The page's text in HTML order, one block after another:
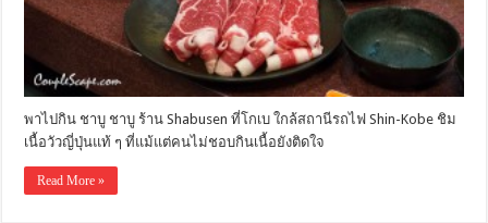
พาไปกิน ชาบู ชาบู ร้าน Shabusen ที่โกเบ ใกล้สถานีรถไฟ Shin-Kobe ชิม
เนื้อวัวญี่ปุ่นแท้ ๆ ที่แม้แต่คนไม่ชอบกินเนื้อยังติดใจ
Read More »